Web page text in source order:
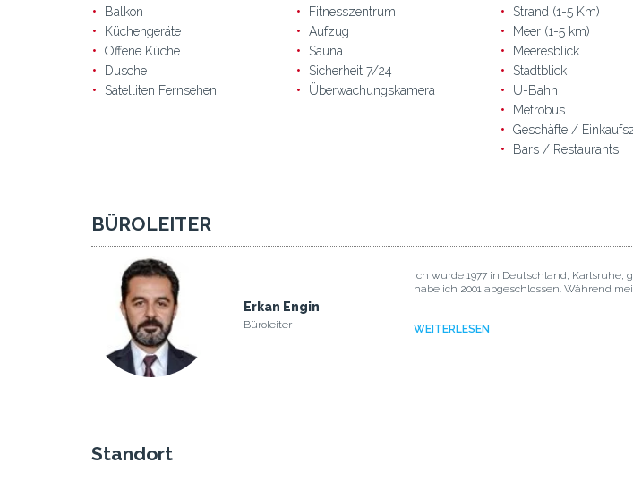
Balkon
Küchengeräte
Offene Küche
Dusche
Satelliten Fernsehen
Fitnesszentrum
Aufzug
Sauna
Sicherheit 7/24
Überwachungskamera
Strand (1-5 Km)
Meer (1-5 km)
Meeresblick
Stadtblick
U-Bahn
Metrobus
Geschäfte /
Bars / Restaurants
BÜROLEITER
Erkan Engin
Büroleiter
Ich wurde 1977 in Deutschland,
habe ich 2001 abgeschlossen. Während
WEITERLESEN
Standort